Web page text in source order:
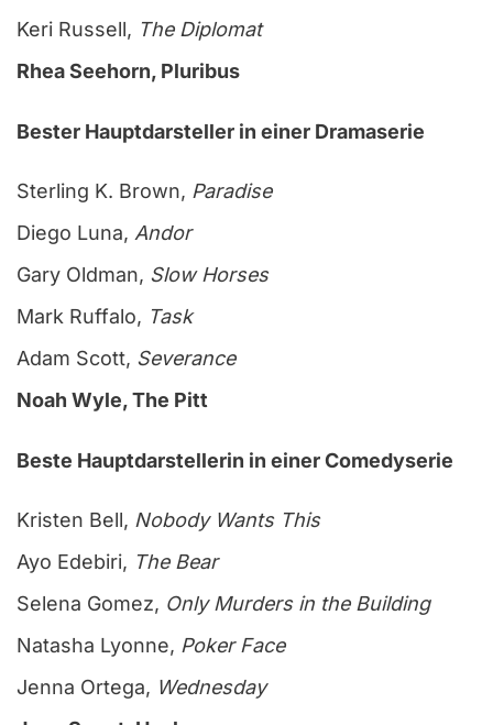
Keri Russell, The Diplomat
Rhea Seehorn, Pluribus
Bester Hauptdarsteller in einer Dramaserie
Sterling K. Brown, Paradise
Diego Luna, Andor
Gary Oldman, Slow Horses
Mark Ruffalo, Task
Adam Scott, Severance
Noah Wyle, The Pitt
Beste Hauptdarstellerin in einer Comedyserie
Kristen Bell, Nobody Wants This
Ayo Edebiri, The Bear
Selena Gomez, Only Murders in the Building
Natasha Lyonne, Poker Face
Jenna Ortega, Wednesday